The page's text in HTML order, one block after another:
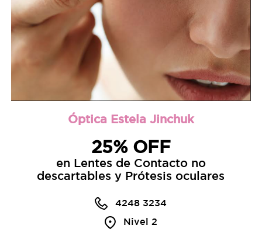
25% OFF
en Lentes de Contacto no
descartables y Prótesis oculares
Óptica Estela Jinchuk
4248 3234
Nivel 2